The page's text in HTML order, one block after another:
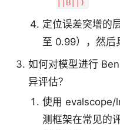
||B||)
定位误差突增的
至 0.99），然后
如何对模型进行
异评估？
使用
测框架在常见的